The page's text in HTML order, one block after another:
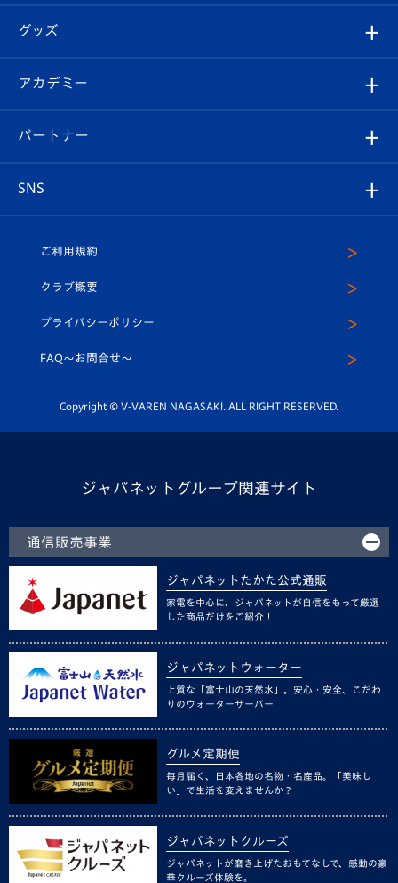
チケット
イベント
メディア
ホームタウン
スタッフプロフィール
マスコット紹介
平和祈念活動
ホームタウン活動
はじめての観戦ガイド
Revive Team
ヴィヴィくんの長崎おもてなしガイド
フォトギャラリー
スタジアムグルメ
チケット
V-LOVERS（ファンクラブ）
プレイヤーズスイート
グッズ
オンラインショップ
店舗情報
アカデミー
育成からのお知らせ
U-18
スクール
パートナー
SNS
ヴィヴィくんインスタグラム
公式LINE＠
ご利用規約
クラブ概要
プライバシーポリシー
FAQ〜お問合せ〜
Copyright © V-VAREN NAGASAKI. ALL RIGHT RESERVED.
ジャパネットグループ関連サイト
通信販売事業
ジャパネットたかた公式通販
家電を中心に、ジャパネットが自信をもって厳選
した商品だけをご紹介！
ジャパネットウォーター
上質な「富士山の天然水」。安心・安全、こだわ
りのウォーターサーバー
グルメ定期便
毎月届く、日本各地の名物・名産品。「美味し
い」で生活を変えませんか？
ジャパネットクルーズ
ジャパネットが磨き上げたおもてなしで、感動の豪
華クルーズ体験を。